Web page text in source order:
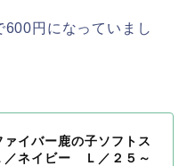
円になっていまし
ァイバー鹿の子ソフトス
／ネイビー Ｌ／２５～